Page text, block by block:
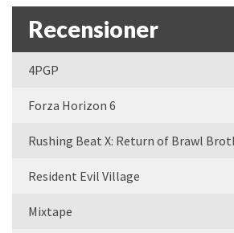
Recensioner
4PGP
Forza Horizon 6
Rushing Beat X: Return of Brawl
Resident Evil Village
Mixtape